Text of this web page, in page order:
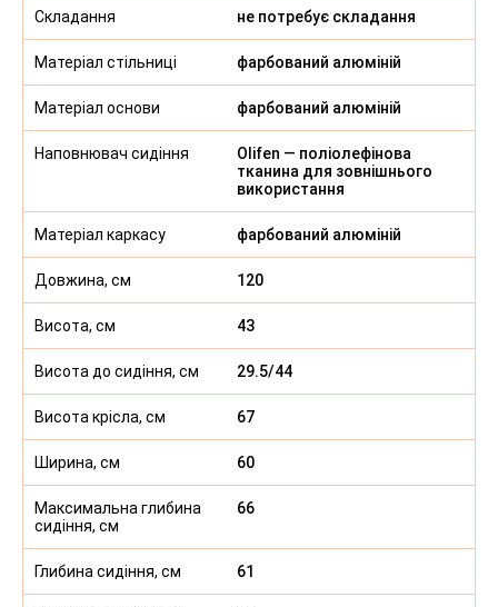
Складання не потребує складання
Матеріал стільниці фарбований алюміній
Матеріал основи фарбований алюміній
Наповнювач сидіння
Olifen — поліолефінова
тканина для зовнішнього
використання
Матеріал каркасу фарбований алюміній
Довжина, см 120
Висота, см 43
Висота до сидіння, см 29.5/44
Висота крісла, см 67
Ширина, см 60
Максимальна глибина
сидіння, см
66
Глибина сидіння, см 61